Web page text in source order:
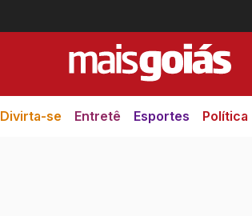
Divirta-se Entretê Esportes Política